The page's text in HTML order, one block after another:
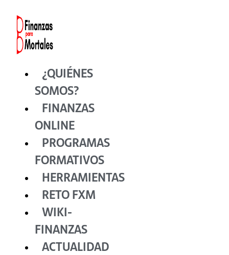
contenido
¿QUIÉNES
SOMOS?
FINANZAS
ONLINE
PROGRAMAS
FORMATIVOS
HERRAMIENTAS
RETO FXM
WIKI-
FINANZAS
ACTUALIDAD